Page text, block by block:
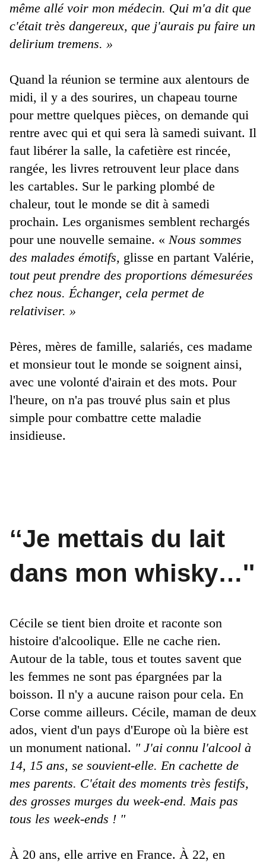
même allé voir mon médecin. Qui m'a dit que
c'était très dangereux, que j'aurais pu faire un
delirium tremens. »
Quand la réunion se termine aux alentours de
midi, il y a des sourires, un chapeau tourne
pour mettre quelques pièces, on demande qui
rentre avec qui et qui sera là samedi suivant. Il
faut libérer la salle, la cafetière est rincée,
rangée, les livres retrouvent leur place dans
les cartables. Sur le parking plombé de
chaleur, tout le monde se dit à samedi
prochain. Les organismes semblent rechargés
pour une nouvelle semaine. « Nous sommes
des malades émotifs, glisse en partant Valérie,
tout peut prendre des proportions démesurées
chez nous. Échanger, cela permet de
relativiser. »
Pères, mères de famille, salariés, ces madame
et monsieur tout le monde se soignent ainsi,
avec une volonté d'airain et des mots. Pour
l'heure, on n'a pas trouvé plus sain et plus
simple pour combattre cette maladie
insidieuse.
‘‘Je mettais du lait
dans mon whisky…''
Cécile se tient bien droite et raconte son
histoire d'alcoolique. Elle ne cache rien.
Autour de la table, tous et toutes savent que
les femmes ne sont pas épargnées par la
boisson. Il n'y a aucune raison pour cela. En
Corse comme ailleurs. Cécile, maman de deux
ados, vient d'un pays d'Europe où la bière est
un monument national. " J'ai connu l'alcool à
14, 15 ans, se souvient-elle. En cachette de
mes parents. C'était des moments très festifs,
des grosses murges du week-end. Mais pas
tous les week-ends ! "
À 20 ans, elle arrive en France. À 22, en